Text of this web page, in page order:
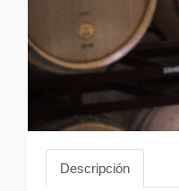
Descripción